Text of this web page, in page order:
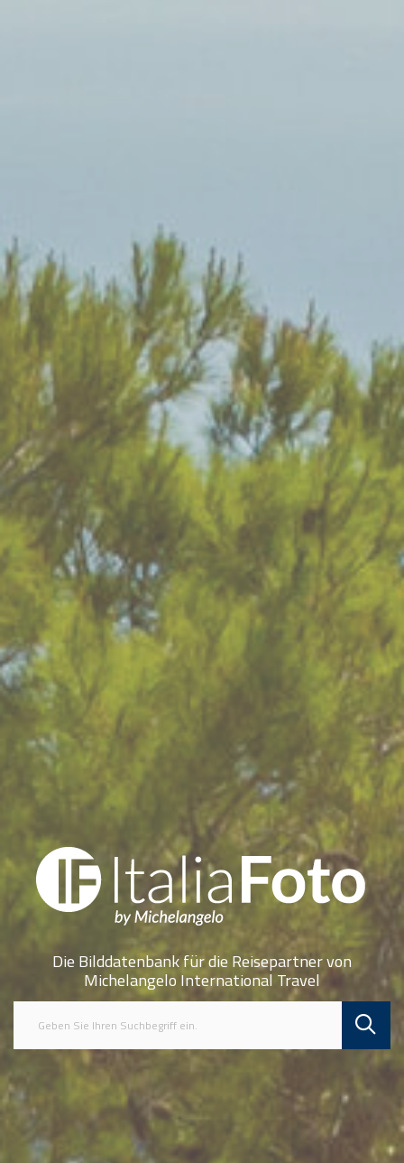
Die Bilddatenbank für die Reisepartner von
Michelangelo International Travel